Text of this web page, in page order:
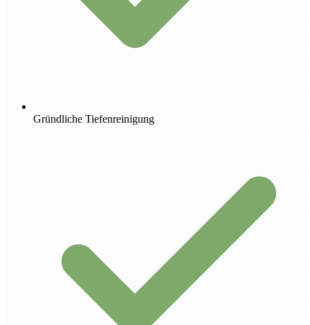
Gründliche Tiefenreinigung